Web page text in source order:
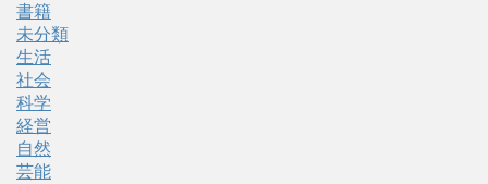
書籍
未分類
生活
社会
科学
経営
自然
芸能